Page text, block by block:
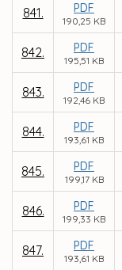
841. PDF
190,25 KB
842. PDF
195,51 KB
843. PDF
192,46 KB
844. PDF
193,61 KB
845. PDF
199,17 KB
846. PDF
199,33 KB
847. PDF
193,61 KB